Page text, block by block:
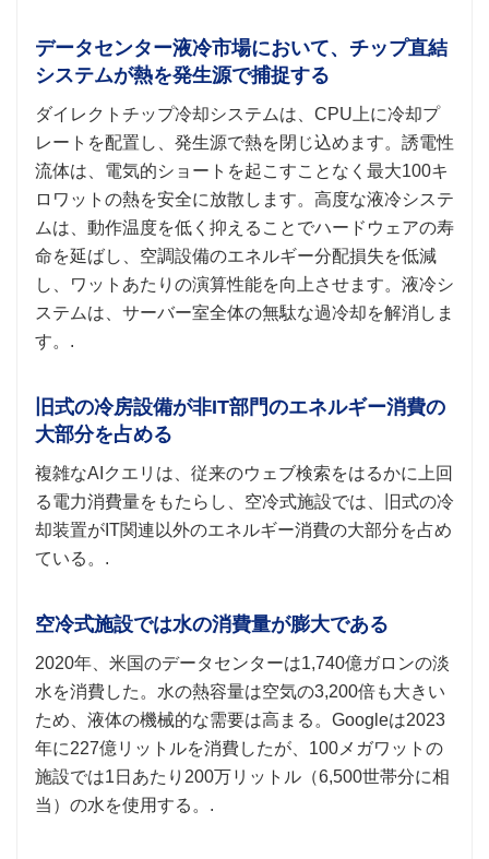
データセンター液冷市場において、チップ直結
システムが熱を発生源で捕捉する
ダイレクトチップ冷却システムは、CPU上に冷却プ
レートを配置し、発生源で熱を閉じ込めます。誘電性
流体は、電気的ショートを起こすことなく最大100キ
ロワットの熱を安全に放散します。高度な液冷システ
ムは、動作温度を低く抑えることでハードウェアの寿
命を延ばし、空調設備のエネルギー分配損失を低減
し、ワットあたりの演算性能を向上させます。液冷シ
ステムは、サーバー室全体の無駄な過冷却を解消しま
す。.
旧式の冷房設備が非IT部門のエネルギー消費の
大部分を占める
複雑なAIクエリは、従来のウェブ検索をはるかに上回
る電力消費量をもたらし、空冷式施設では、旧式の冷
却装置がIT関連以外のエネルギー消費の大部分を占め
ている。.
空冷式施設では水の消費量が膨大である
2020年、米国のデータセンターは1,740億ガロンの淡
水を消費した。水の熱容量は空気の3,200倍も大きい
ため、液体の機械的な需要は高まる。Googleは2023
年に227億リットルを消費したが、100メガワットの
施設では1日あたり200万リットル（6,500世帯分に相
当）の水を使用する。.